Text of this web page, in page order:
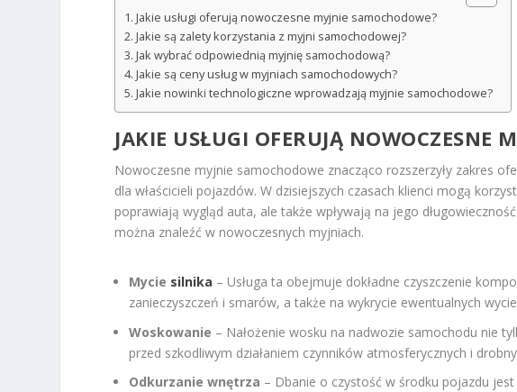
Jakie usługi oferują nowoczesne myjnie samochodowe?
Jakie są zalety korzystania z myjni samochodowej?
Jak wybrać odpowiednią myjnię samochodową?
Jakie są ceny usług w myjniach samochodowych?
Jakie nowinki technologiczne wprowadzają myjnie samochodowe?
JAKIE USŁUGI OFERUJĄ NOWOCZESNE
Nowoczesne myjnie samochodowe znacząco rozszerzyły zakres
dla właścicieli pojazdów. W dzisiejszych czasach klienci mogą
poprawiają wygląd auta, ale także wpływają na jego
można znaleźć w nowoczesnych myjniach.
Mycie silnika – Usługa ta obejmuje dokładne czyszczenie
zanieczyszczeń i smarów, a także na wykrycie ewentualnych
Woskowanie – Nałożenie wosku na nadwozie samochodu nie
przed szkodliwym działaniem czynników atmosferycznych i
Odkurzanie wnętrza – Dbanie o czystość w środku pojazdu